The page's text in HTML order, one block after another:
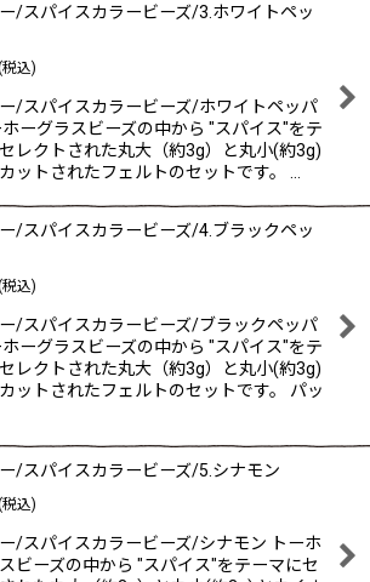
ー/スパイスカラービーズ/3.ホワイトペッ
込)
ー/スパイスカラービーズ/ホワイトペッパ
ーグラスビーズの中から "スパイス"をテ
レクトされた丸大（約3g）と丸小(約3g)
ットされたフェルトのセットです。 …
ー/スパイスカラービーズ/4.ブラックペッ
込)
ー/スパイスカラービーズ/ブラックペッパ
ーグラスビーズの中から "スパイス"をテ
レクトされた丸大（約3g）と丸小(約3g)
ットされたフェルトのセットです。 パッ
ー/スパイスカラービーズ/5.シナモン
込)
ー/スパイスカラービーズ/シナモン トーホ
ビーズの中から "スパイス"をテーマにセ